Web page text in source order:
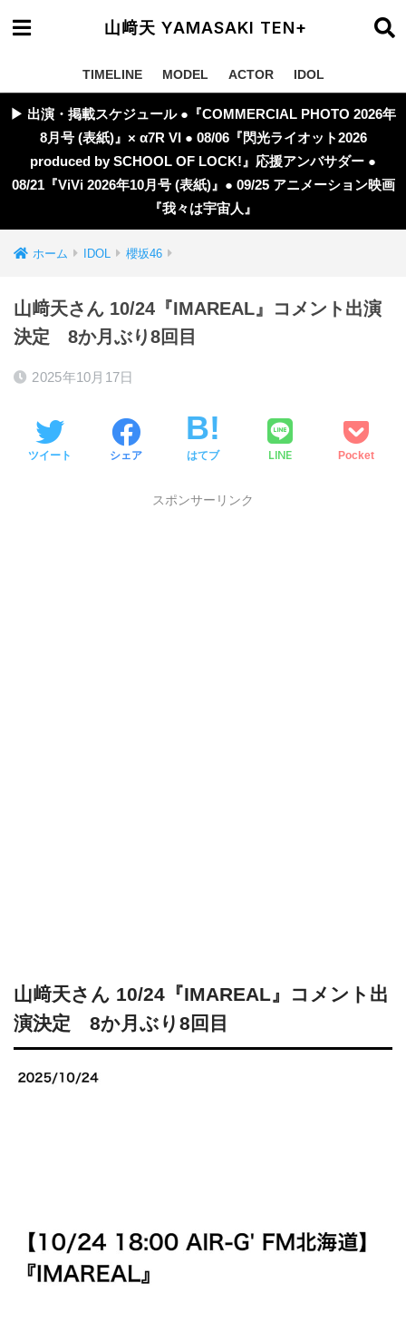
山﨑天 YAMASAKI TEN+
TIMELINE MODEL ACTOR IDOL
▶︎ 出演・掲載スケジュール ●『COMMERCIAL PHOTO 2026年
8月号 (表紙)』× α7R VI ● 08/06『閃光ライオット2026
produced by SCHOOL OF LOCK!』応援アンバサダー ●
08/21『ViVi 2026年10月号 (表紙)』● 09/25 アニメーション映画
『我々は宇宙人』
ホーム IDOL 櫻坂46
山﨑天さん 10/24『IMAREAL』コメント出演
決定 8か月ぶり8回目
2025年10月17日
ツイート シェア はてブ LINE Pocket
スポンサーリンク
山﨑天さん 10/24『IMAREAL』コメント出
演決定 8か月ぶり8回目